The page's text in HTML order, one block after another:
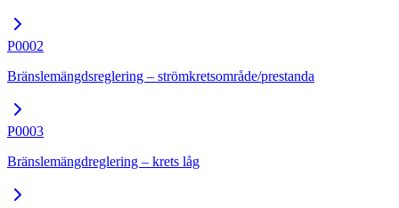
P0002
Bränslemängdsreglering – strömkretsområde/prestanda
P0003
Bränslemängdreglering – krets låg